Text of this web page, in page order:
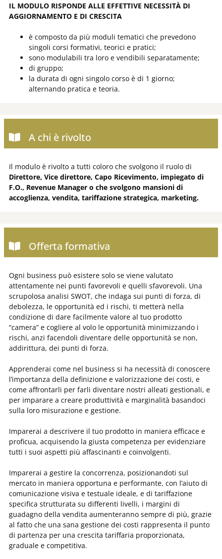
IL MODULO RISPONDE ALLE EFFETTIVE NECESSITÀ DI
AGGIORNAMENTO E DI CRESCITA
è composto da più moduli tematici che prevedono
singoli corsi formativi, teorici e pratici;
sono modulabili tra loro e vendibili separatamente;
di gruppo;
la durata di ogni singolo corso è di 1 giorno;
alternando pratica e teoria.
A chi è rivolto
Il modulo è rivolto a tutti coloro che svolgono il ruolo di
Direttore, Vice direttore, Capo Ricevimento, impiegato di
F.O., Revenue Manager o che svolgono mansioni di
accoglienza, vendita, tariffazione strategica, marketing.
Offerta formativa
Ogni business può esistere solo se viene valutato
attentamente nei punti favorevoli e quelli sfavorevoli. Una
scrupolosa analisi SWOT, che indaga sui punti di forza, di
debolezza, le opportunità ed i rischi, ti metterà nella
condizione di dare facilmente valore al tuo prodotto
“camera” e cogliere al volo le opportunità minimizzando i
rischi, anzi facendoli diventare delle opportunità se non,
addirittura, dei punti di forza.
Apprenderai come nel business si ha necessità di conoscere
l’importanza della definizione e valorizzazione dei costi, e
come affrontarli per farli diventare nostri alleati gestionali, e
per imparare a creare produttività e marginalità basandoci
sulla loro misurazione e gestione.
Imparerai a descrivere il tuo prodotto in maniera efficace e
proficua, acquisendo la giusta competenza per evidenziare
tutti i suoi aspetti più affascinanti e coinvolgenti.
Imparerai a gestire la concorrenza, posizionandoti sul
mercato in maniera opportuna e performante, con l’aiuto di
comunicazione visiva e testuale ideale, e di tariffazione
specifica strutturata su differenti livelli, i margini di
guadagno della vendita aumenteranno sempre di più, grazie
al fatto che una sana gestione dei costi rappresenta il punto
di partenza per una crescita tariffaria proporzionata,
graduale e competitiva.